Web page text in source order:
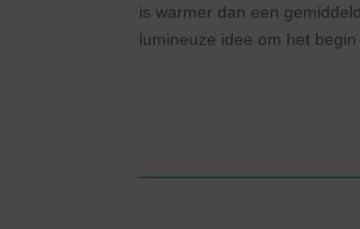
is warmer dan een
lumineuze idee om het